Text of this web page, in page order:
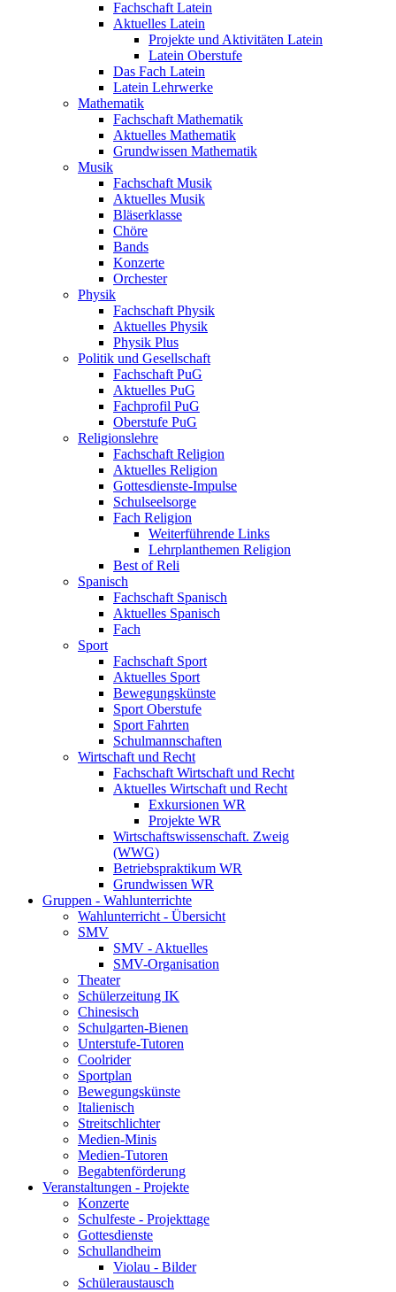
Fachschaft Latein
Aktuelles Latein
Projekte und Aktivitäten Latein
Latein Oberstufe
Das Fach Latein
Latein Lehrwerke
Mathematik
Fachschaft Mathematik
Aktuelles Mathematik
Grundwissen Mathematik
Musik
Fachschaft Musik
Aktuelles Musik
Bläserklasse
Chöre
Bands
Konzerte
Orchester
Physik
Fachschaft Physik
Aktuelles Physik
Physik Plus
Politik und Gesellschaft
Fachschaft PuG
Aktuelles PuG
Fachprofil PuG
Oberstufe PuG
Religionslehre
Fachschaft Religion
Aktuelles Religion
Gottesdienste-Impulse
Schulseelsorge
Fach Religion
Weiterführende Links
Lehrplanthemen Religion
Best of Reli
Spanisch
Fachschaft Spanisch
Aktuelles Spanisch
Fach
Sport
Fachschaft Sport
Aktuelles Sport
Bewegungskünste
Sport Oberstufe
Sport Fahrten
Schulmannschaften
Wirtschaft und Recht
Fachschaft Wirtschaft und Recht
Aktuelles Wirtschaft und Recht
Exkursionen WR
Projekte WR
Wirtschaftswissenschaft. Zweig
(WWG)
Betriebspraktikum WR
Grundwissen WR
Gruppen - Wahlunterrichte
Wahlunterricht - Übersicht
SMV
SMV - Aktuelles
SMV-Organisation
Theater
Schülerzeitung IK
Chinesisch
Schulgarten-Bienen
Unterstufe-Tutoren
Coolrider
Sportplan
Bewegungskünste
Italienisch
Streitschlichter
Medien-Minis
Medien-Tutoren
Begabtenförderung
Veranstaltungen - Projekte
Konzerte
Schulfeste - Projekttage
Gottesdienste
Schullandheim
Violau - Bilder
Schüleraustausch